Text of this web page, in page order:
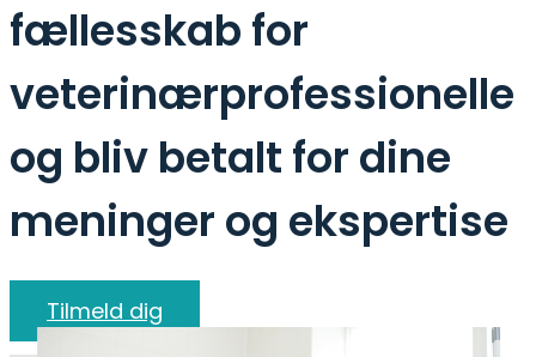
fællesskab for
veterinærprofessionelle
og bliv betalt for dine
meninger og ekspertise
Tilmeld dig